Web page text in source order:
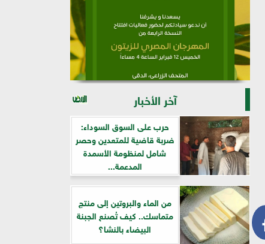
آخر الأخبار
حرب على السوق السوداء:
ضربة قاضية للمتعدين وحصر
شامل لمنظومة الأسمدة
المدعمة...
من الماء والبروتين إلى منتج
متماسك.. كيف تُصنع الجبنة
البيضاء بالنشا؟